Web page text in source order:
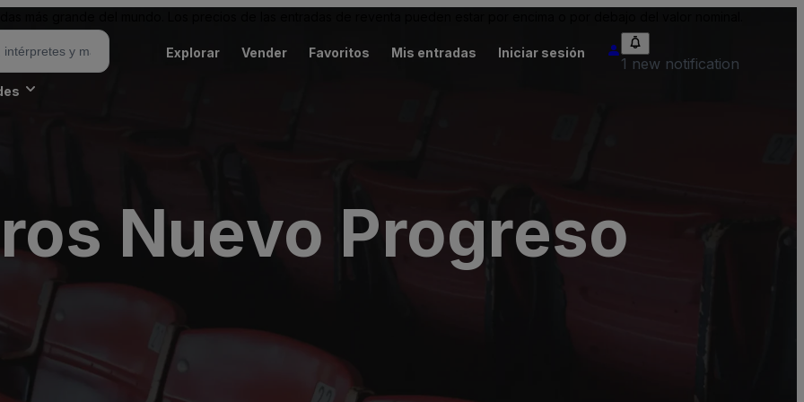
Explorar Vender Favoritos Mis entradas Iniciar sesión
1 new notification
Nuevo Progreso